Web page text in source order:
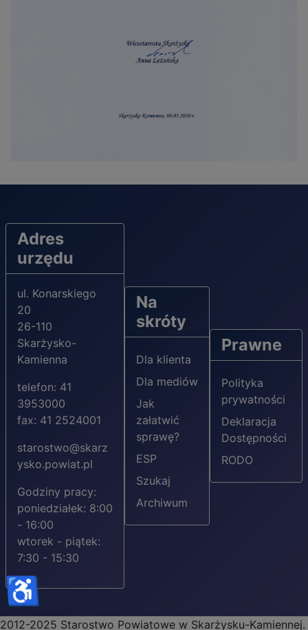
Adres
urzędu
ul. Konarskiego
20
26-110
Skarżysko-
Kamienna
telefon: 41
3953000
fax: 41 2524001
starostwo@skarz
ysko.powiat.pl
Godziny pracy:
poniedziałek: 8:00
- 16:00
wtorek - piątek:
7:30 - 15:30
Na
skróty
Dla klienta
Dla mediów
Jak
załatwić
sprawę?
ESP
Szukaj
Archiwum
Prawne
Polityka
prywatności
Deklaracja
Dostępności
RODO
2012-2025 Starostwo Powiatowe w Skarżysku-Kamiennej.